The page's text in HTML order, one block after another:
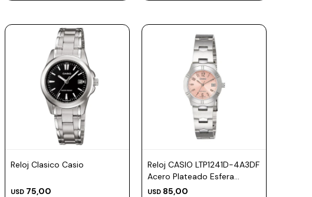
Reloj Clasico Casio
USD 75,00
Reloj CASIO LTP1241D-4A3DF
Acero Plateado Esfera
28mm
USD 85,00